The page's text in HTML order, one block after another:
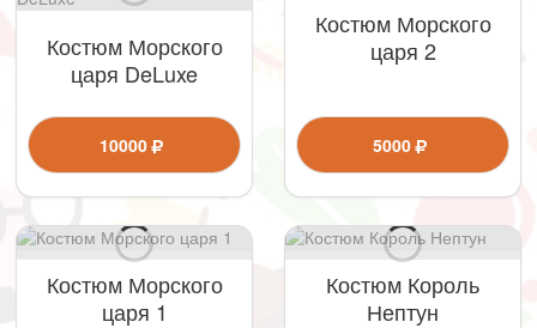
Костюм Морского
царя DeLuxe
10000
Костюм Морского
царя 2
5000
Костюм Морского
царя 1
Костюм Король
Нептун